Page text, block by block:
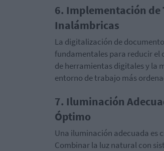
6. Implementación de
Inalámbricas
La digitalización de
fundamentales para reducir el
de herramientas digitales y la
entorno de trabajo más
7. Iluminación
Óptimo
Una iluminación adecuada es
Combinar la luz natural con